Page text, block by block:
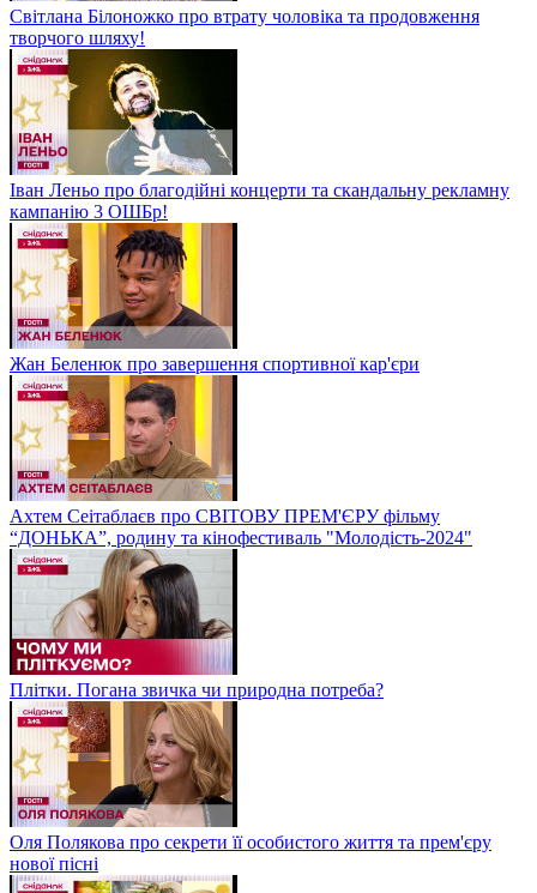
Світлана Білоножко про втрату чоловіка та продовження
творчого шляху!
Іван Леньо про благодійні концерти та скандальну рекламну
кампанію 3 ОШБр!
Жан Беленюк про завершення спортивної кар'єри
Ахтем Сеітаблаєв про СВІТОВУ ПРЕМ'ЄРУ фільму
“ДОНЬКА”, родину та кінофестиваль "Молодість-2024"
Плітки. Погана звичка чи природна потреба?
Оля Полякова про секрети її особистого життя та прем'єру
нової пісні